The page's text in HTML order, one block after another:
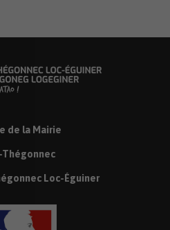
de la Mairie
Thégonnec
Loc-Éguiner